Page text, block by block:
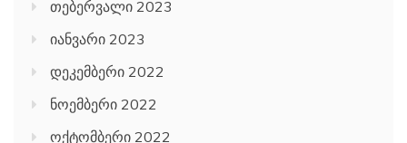
თებერვალი 2023
იანვარი 2023
დეკემბერი 2022
ნოემბერი 2022
ოქტომბერი 2022